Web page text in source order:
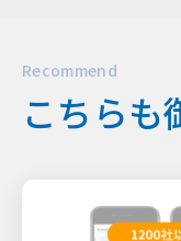
Recommend
こちらも